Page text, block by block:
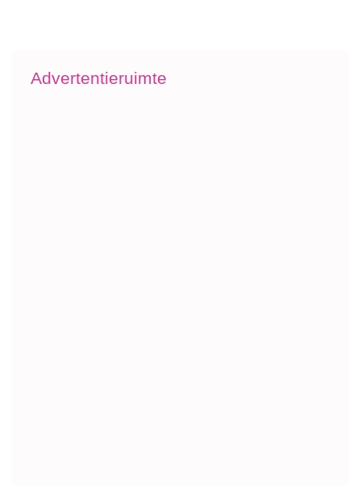
Advertentieruimte